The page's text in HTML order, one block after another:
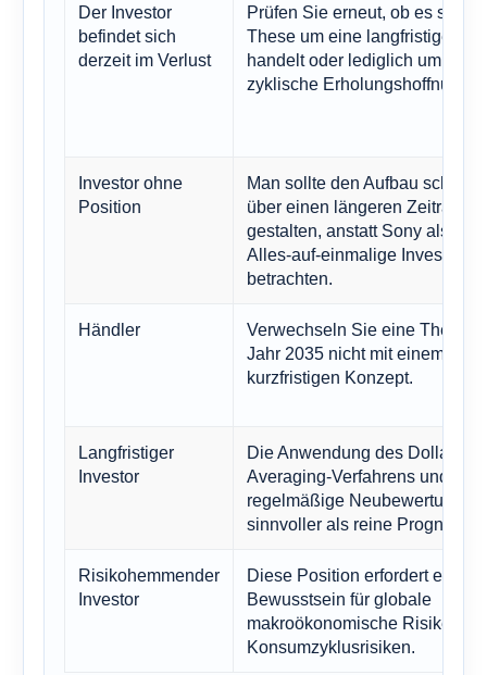
Der Investor
befindet sich
derzeit im Verlust
Prüfen Sie erneut, ob es sich
These um eine langfristige
handelt oder lediglich um eine
zyklische Erholungshoffnung.
Investor ohne
Position
Man sollte den Aufbau
über einen längeren Zeitraum
gestalten, anstatt Sony als eine
Alles-auf-einmalige Investition
betrachten.
Händler
Verwechseln Sie eine These
Jahr 2035 nicht mit einem
kurzfristigen Konzept.
Langfristiger
Investor
Die Anwendung des Dollar-
Averaging-Verfahrens und
regelmäßige Neubewertungen
sinnvoller als reine Prognosen.
Risikohemmender
Investor
Diese Position erfordert ein
Bewusstsein für globale
makroökonomische Risiken
Konsumzyklusrisiken.